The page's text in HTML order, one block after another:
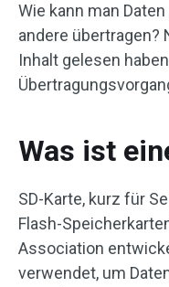
Wie kann man
andere übertragen?
Inhalt gelesen
Was ist
SD-Karte, kurz für
Flash-
Association
verwendet, um